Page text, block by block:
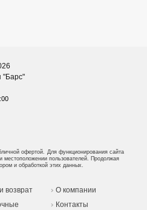
"Барс"
офертой. Для функционирования сайта
пользователей. Продолжая
и обработкой этих данных.
возврат
О компании
Контакты